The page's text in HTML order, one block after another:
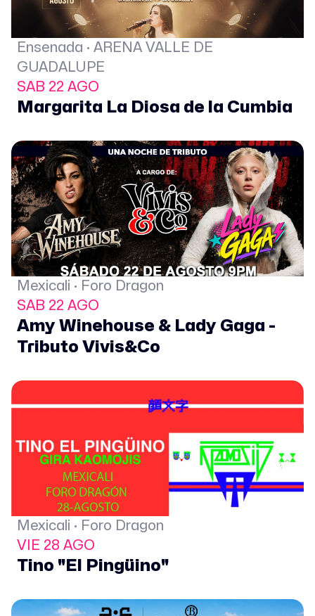
Ensenada · ARENA VALLE DE
GUADALUPE
SAB 22 AGO
Margarita La Diosa de la Cumbia
Mexicali · Foro Dragon
SAB 22 AGO
Amy Winehouse & Lady Gaga -
Tributo Vivis&Co
Mexicali · Foro Dragon
VIE 28 AGO
Tino "El Pingüino"